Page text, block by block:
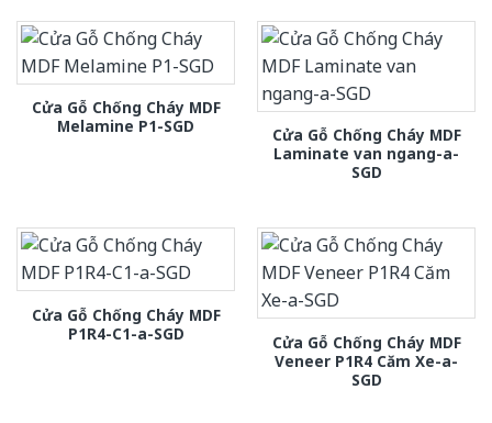
Cửa Gỗ Chống Cháy MDF
Melamine P1-SGD
Cửa Gỗ Chống Cháy MDF
Laminate van ngang-a-
SGD
Cửa Gỗ Chống Cháy MDF
P1R4-C1-a-SGD
Cửa Gỗ Chống Cháy MDF
Veneer P1R4 Căm Xe-a-
SGD